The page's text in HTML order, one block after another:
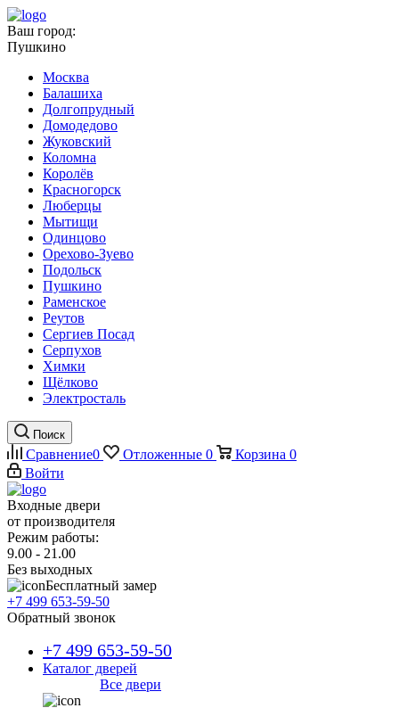
Ваш город:
Пушкино
Москва
Балашиха
Долгопрудный
Домодедово
Жуковский
Коломна
Королёв
Красногорск
Люберцы
Мытищи
Одинцово
Орехово-Зуево
Подольск
Пушкино
Раменское
Реутов
Сергиев Посад
Серпухов
Химки
Щёлково
Электросталь
Поиск
Сравнение0 Отложенные 0 Корзина 0
Войти
Входные двери
от производителя
Режим работы:
9.00 - 21.00
Без выходных
Бесплатный замер
+7 499 653-59-50
Обратный звонок
+7 499 653-59-50
Каталог дверей
Все двери